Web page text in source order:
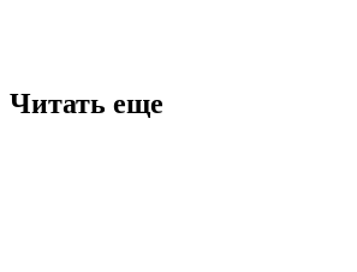
Читать еще